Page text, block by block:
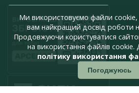
Ми використовуємо файли
вам найкращий досвід роботи
Продовжуючи користуватися
на використання файлів cookie.
політику використання
Погоджуюсь